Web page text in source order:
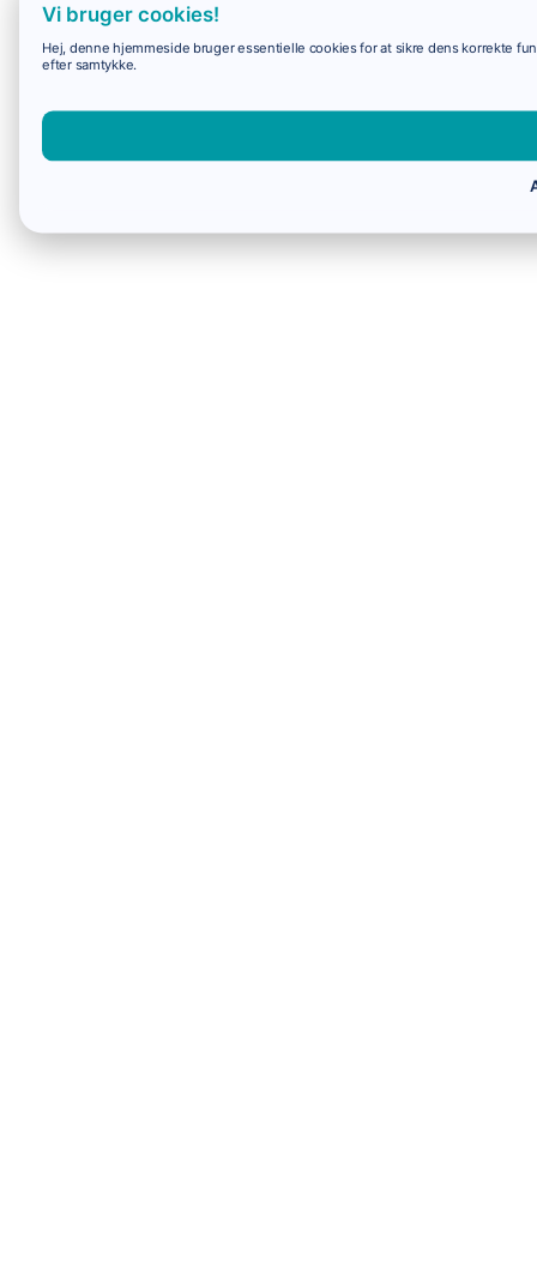
Vi bruger cookies!
Hej, denne hjemmeside bruger essentielle cookies for at sikre dens korrekte
efter samtykke.